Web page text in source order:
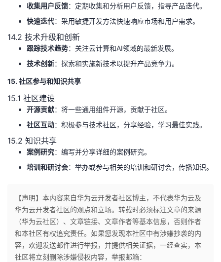
收集用户反馈：定期收集和分析用户反馈，指导产品迭代。
快速迭代：采用敏捷开发方法快速响应市场和用户需求。
14.2 技术升级和创新
跟踪技术趋势：关注云计算和AI领域的最新发展。
技术创新：探索和实施新技术以提升产品竞争力。
15. 社区参与和知识共享
15.1 社区建设
开源贡献：将一些通用组件开源，贡献于社区。
社区互动：积极参与技术社区，分享经验，学习最佳实践。
15.2 知识共享
案例研究：编写并分享详细的案例研究。
培训和研讨会：举办或参与相关的培训和研讨会，传播知识。
【声明】本内容来自华为云开发者社区博主，不代表华为云及
华为云开发者社区的观点和立场。转载时必须标注文章的来源
（华为云社区）、文章链接、文章作者等基本信息，否则作者
和本社区有权追究责任。如果您发现本社区中有涉嫌抄袭的内
容，欢迎发送邮件进行举报，并提供相关证据，一经查实，本
社区将立刻删除涉嫌侵权内容，举报邮箱：